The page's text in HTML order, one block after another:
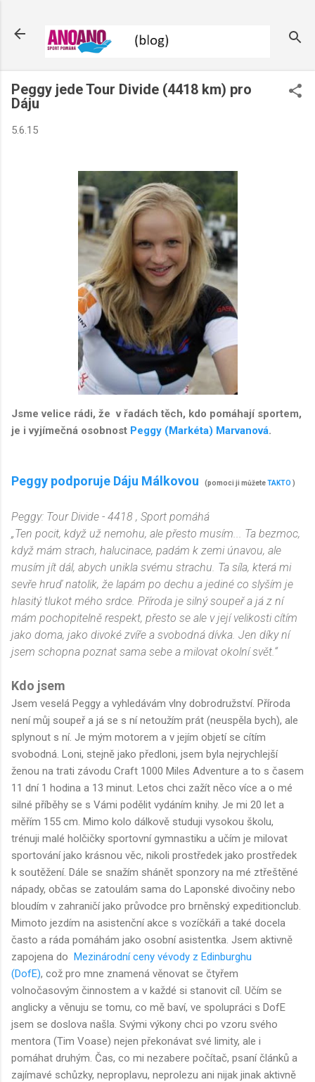
Peggy jede Tour Divide (4418 km) pro
Dáju
5.6.15
Jsme velice rádi, že v řadách těch, kdo pomáhají sportem,
je i vyjímečná osobnost Peggy (Markéta) Marvanová.
Peggy podporuje Dáju Málkovou (pomoci ji můžeteTAKTO )
Peggy: Tour Divide - 4418 , Sport pomáhá
„Ten pocit, když už nemohu, ale přesto musím... Ta bezmoc,
když mám strach, halucinace, padám k zemi únavou, ale
musím jít dál, abych unikla svému strachu. Ta síla, která mi
sevře hruď natolik, že lapám po dechu a jediné co slyším je
hlasitý tlukot mého srdce. Příroda je silný soupeř a já z ní
mám pochopitelně respekt, přesto se ale v její velikosti cítím
jako doma, jako divoké zvíře a svobodná dívka. Jen díky ní
jsem schopna poznat sama sebe a milovat okolní svět.“
Kdo jsem
Jsem veselá Peggy a vyhledávám vlny dobrodružství. Příroda
není můj soupeř a já se s ní netoužím prát (neuspěla bych), ale
splynout s ní. Je mým motorem a v jejím objetí se cítím
svobodná. Loni, stejně jako předloni, jsem byla nejrychlejší
ženou na trati závodu Craft 1000 Miles Adventure a to s časem
11 dní 1 hodina a 13 minut. Letos chci zažít něco více a o mé
silné příběhy se s Vámi podělit vydáním knihy. Je mi 20 let a
měřím 155 cm. Mimo kolo dálkově studuji vysokou školu,
trénuji malé holčičky sportovní gymnastiku a učím je milovat
sportování jako krásnou věc, nikoli prostředek jako prostředek
k soutěžení. Dále se snažím shánět sponzory na mé ztřeštěné
nápady, občas se zatoulám sama do Laponské divočiny nebo
bloudím v zahraničí jako průvodce pro brněnský expeditionclub.
Mimoto jezdím na asistenční akce s vozíčkáři a také docela
často a ráda pomáhám jako osobní asistentka. Jsem aktivně
zapojena do Mezinárodní ceny vévody z Edinburghu
(DofE), což pro mne znamená věnovat se čtyřem
volnočasovým činnostem a v každé si stanovit cíl. Učím se
anglicky a věnuju se tomu, co mě baví, ve spolupráci s DofE
jsem se doslova našla. Svými výkony chci po vzoru svého
mentora (Tim Voase) nejen překonávat své limity, ale i
pomáhat druhým. Čas, co mi nezabere počítač, psaní článků a
zajímavé schůzky, neproplavu, neprolezu ani nijak jinak aktivně